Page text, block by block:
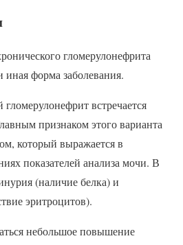
гломерулонефрита
иная форма заболевания.
встречается
признаком этого варианта
который выражается в
показателей анализа мочи. В
(наличие белка) и
эритроцитов).
небольшое повышение